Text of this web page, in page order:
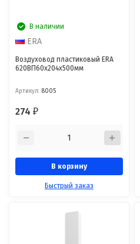
В наличии
ERA
Воздуховод пластиковый ERA
620ВП60x204x500мм
Артикул: 8005
274₽
В корзину
Быстрый заказ